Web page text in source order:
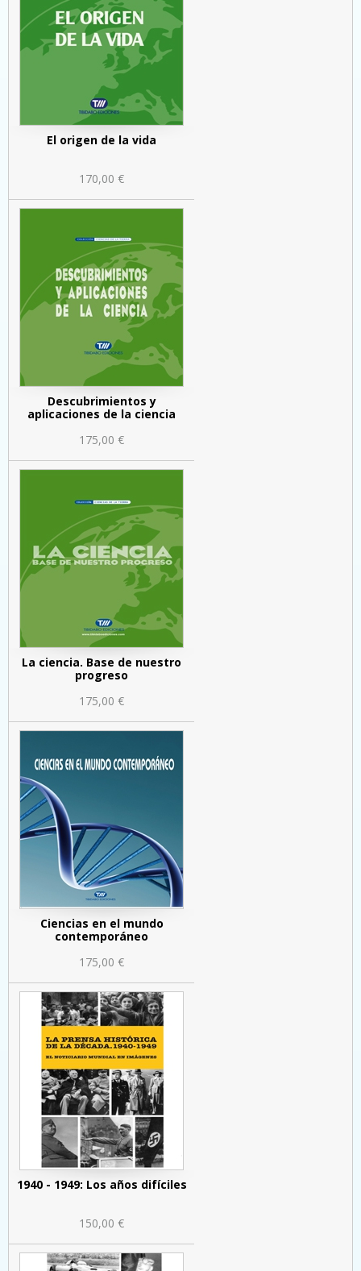
El origen de la vida
170,00 €
Descubrimientos y
aplicaciones de la ciencia
175,00 €
La ciencia. Base de nuestro
progreso
175,00 €
Ciencias en el mundo
contemporáneo
175,00 €
1940 - 1949: Los años difíciles
150,00 €